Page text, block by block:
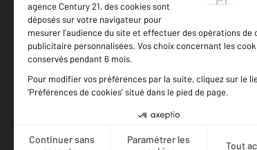
Votre agence est notée
Achat
Location